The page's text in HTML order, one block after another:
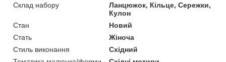
Склад набору
Ланцюжок, Кільце, Сережки,
Кулон
Стан
Новий
Стать
Жіноча
Стиль виконання
Східний